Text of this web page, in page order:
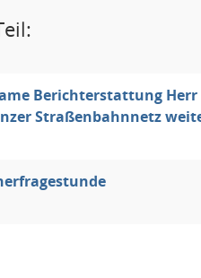
Berichterstattung
Straßenbahnnetz